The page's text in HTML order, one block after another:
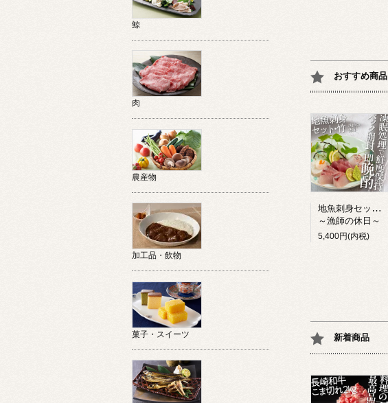
おすすめ商品
地魚刺身セット・竹
～漁師の休日～
5,400円(内税)
新着商品
鯨
肉
農産物
加工品・飲物
菓子・スイーツ